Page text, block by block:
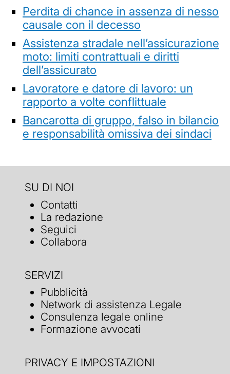
Perdita di chance in assenza di nesso
causale con il decesso
Assistenza stradale nell’assicurazione
moto: limiti contrattuali e diritti
dell’assicurato
Lavoratore e datore di lavoro: un
rapporto a volte conflittuale
Bancarotta di gruppo, falso in bilancio
e responsabilità omissiva dei sindaci
SU DI NOI
Contatti
La redazione
Seguici
Collabora
SERVIZI
Pubblicità
Network di assistenza Legale
Consulenza legale online
Formazione avvocati
PRIVACY E IMPOSTAZIONI